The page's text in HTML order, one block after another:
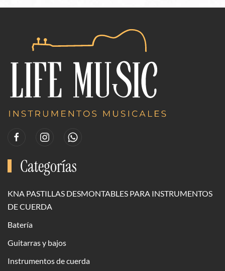
Categorías
KNA PASTILLAS DESMONTABLES PARA INSTRUMENTOS
DE CUERDA
Batería
Guitarras y bajos
Instrumentos de cuerda